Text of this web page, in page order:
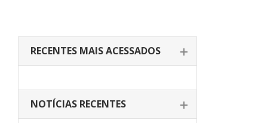
RECENTES MAIS ACESSADOS
NOTÍCIAS RECENTES